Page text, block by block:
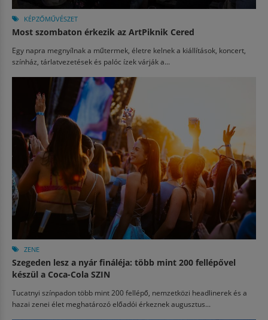
KÉPZŐMŰVÉSZET
Most szombaton érkezik az ArtPiknik Cered
Egy napra megnyílnak a műtermek, életre kelnek a kiállítások, koncert,
színház, tárlatvezetések és palóc ízek várják a...
ZENE
Szegeden lesz a nyár fináléja: több mint 200 fellépővel
készül a Coca-Cola SZIN
Tucatnyi színpadon több mint 200 fellépő, nemzetközi headlinerek és a
hazai zenei élet meghatározó előadói érkeznek augusztus...